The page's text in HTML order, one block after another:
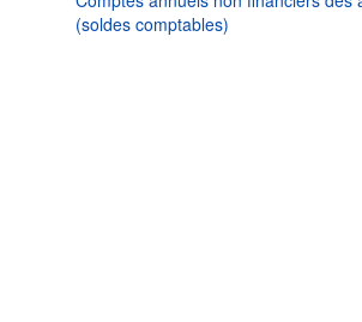
(soldes comptables)